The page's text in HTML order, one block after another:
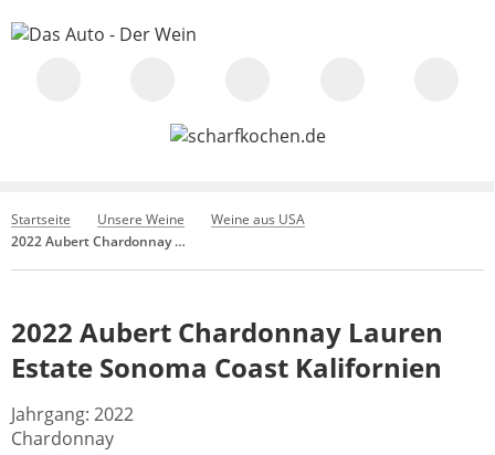
Startseite Unsere Weine
Weine aus USA
2022 Aubert Chardonnay Lauren Estate Sonoma Coast Kalifornien
2022 Aubert Chardonnay Lauren
Estate Sonoma Coast Kalifornien
Jahrgang: 2022
Chardonnay